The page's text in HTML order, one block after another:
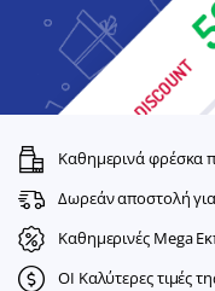
Καθημερινά φρέσκα
Δωρεάν αποστολή
Καθημερινές Mega
ΟΙ Καλύτερες τιμές